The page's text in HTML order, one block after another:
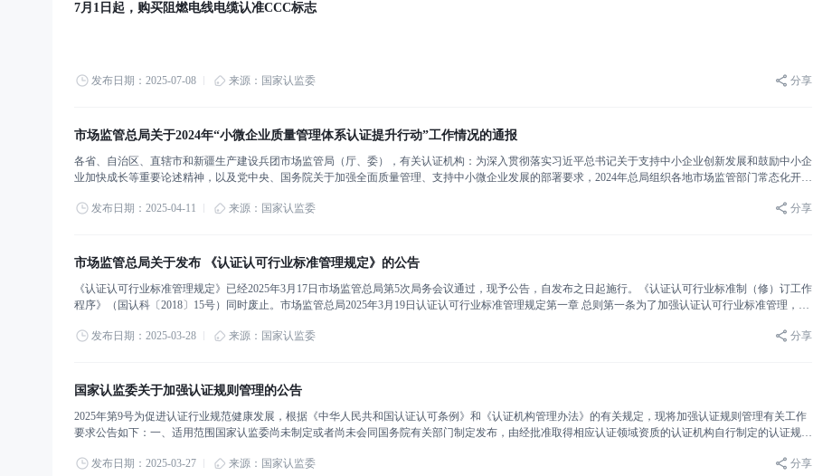
7月1日起，购买阻燃电线电缆认准CCC标志
发布日期：2025-07-08 来源：国家认监委 分享
市场监管总局关于2024年“小微企业质量管理体系认证提升行动”工作情况的通报
各省、自治区、直辖市和新疆生产建设兵团市场监管局（厅、委），有关认证机构：为深入贯彻落实习近平总书记关于支持中小企业创新发展和鼓励中小企
业加快成长等重要论述精神，以及党中央、国务院关于加强全面质量管理、支持中小微企业发展的部署要求，2024年总局组织各地市场监管部门常态化开展
发布日期：2025-04-11
来源：国家认监委 分享
市场监管总局关于发布 《认证认可行业标准管理规定》的公告
《认证认可行业标准管理规定》已经2025年3月17日市场监管总局第5次局务会议通过，现予公告，自发布之日起施行。《认证认可行业标准制（修）订工作
程序》（国认科〔2018〕15号）同时废止。市场监管总局2025年3月19日认证认可行业标准管理规定第一章 总则第一条为了加强认证认可行业标准管理，规
发布日期：2025-03-28
来源：国家认监委 分享
国家认监委关于加强认证规则管理的公告
2025年第9号为促进认证行业规范健康发展，根据《中华人民共和国认证认可条例》和《认证机构管理办法》的有关规定，现将加强认证规则管理有关工作
要求公告如下：一、适用范围国家认监委尚未制定或者尚未会同国务院有关部门制定发布，由经批准取得相应认证领域资质的认证机构自行制定的认证规则
发布日期：2025-03-27
来源：国家认监委 分享